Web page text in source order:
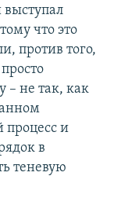
что это
против того,
– не так, как
процесс и
в
теневую